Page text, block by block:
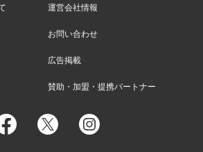
運営会社情報
お問い合わせ
広告掲載
賛助・加盟・提携パートナー
twitter instagram